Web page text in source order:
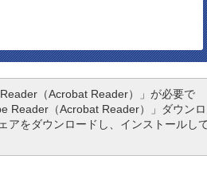
（Acrobat Reader）」が必要で
Reader（Acrobat Reader）」ダウンロ
アをダウンロードし、インストールして